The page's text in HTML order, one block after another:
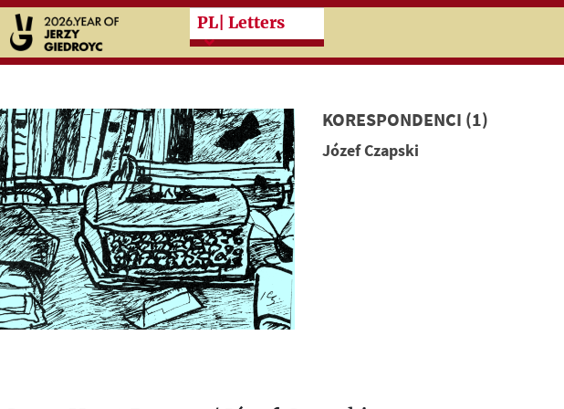
Przeskocz do treści zasadniczej
PL | Letters
KORESPONDENCI (1)
Józef Czapski